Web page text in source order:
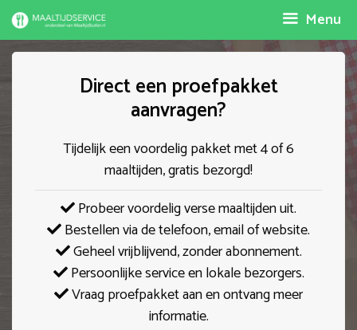
Spring
naar
inhoud
Menu
Direct een proefpakket
aanvragen?
Tijdelijk een voordelig pakket met 4 of 6
maaltijden, gratis bezorgd!
Probeer voordelig verse maaltijden uit.
Bestellen via de telefoon, email of website.
Geheel vrijblijvend, zonder abonnement.
Persoonlijke service en lokale bezorgers.
Vraag proefpakket aan en ontvang meer
informatie.